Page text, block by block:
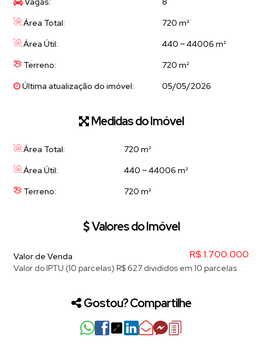
Área Total:
720 m²
Área Útil:
440 ~ 44006 m²
Terreno:
720 m²
Última atualização do imóvel:
05/05/2026
Medidas do Imóvel
Área Total:
720 m²
Área Útil:
440 ~ 44006 m²
Terreno:
720 m²
Valores do Imóvel
R$1.700.000
Valor de Venda
Valor do IPTU (10 parcelas) R$ 627 divididos em 10 parcelas
Gostou? Compartilhe